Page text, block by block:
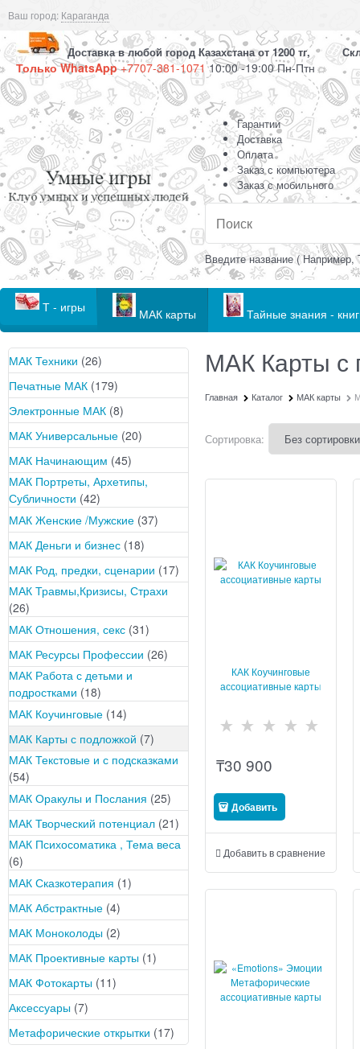
Ваш город: Караганда
Доставка в любой город Казахстана от 1200 тг,
Только WhatsApp+7707-381-107110:00 -19:00 Пн-Птн
Гарантии
Доставка
Оплата
Заказ с компьютера
Заказ с мобильного
Введите название ( Например,
Т - игры МАК карты Тайные знания -
МАК Техники (26)
Печатные МАК (179)
Электронные МАК (8)
МАК Универсальные (20)
МАК Начинающим (45)
МАК Портреты, Архетипы,
Субличности (42)
МАК Женские /Мужские (37)
МАК Деньги и бизнес (18)
МАК Род, предки, сценарии (17)
МАК Травмы,Кризисы, Страхи
(26)
МАК Отношения, секс (31)
МАК Ресурсы Профессии (26)
МАК Работа с детьми и
подростками (18)
МАК Коучинговые (14)
МАК Карты с подложкой (7)
МАК Текстовые и с подсказками
(54)
МАК Оракулы и Послания (25)
МАК Творческий потенциал (21)
МАК Психосоматика , Тема веса
(6)
МАК Сказкотерапия (1)
МАК Абстрактные (4)
МАК Моноколоды (2)
МАК Проективные карты (1)
МАК Фотокарты (11)
Аксессуары (7)
Метафорические открытки (17)
МАК Карты с
Главная Каталог МАК карты
Сортировка:
КАК Коучинговые
ассоциативные карты
₸30 900
Добавить
Добавить в сравнение